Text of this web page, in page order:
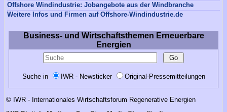
Offshore Windindustrie: Jobangebote aus der Windbranche
Weitere Infos und Firmen auf Offshore-Windindustrie.de
Business- und Wirtschaftsthemen Erneuerbare
Energien
Suche in IWR - Newsticker Original-Pressemitteilungen
© IWR - Internationales Wirtschaftsforum Regenerative Energien